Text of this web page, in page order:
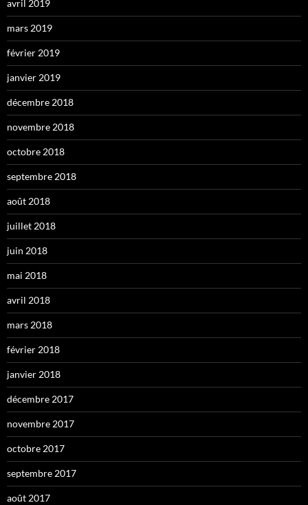
avril 2019
mars 2019
février 2019
janvier 2019
décembre 2018
novembre 2018
octobre 2018
septembre 2018
août 2018
juillet 2018
juin 2018
mai 2018
avril 2018
mars 2018
février 2018
janvier 2018
décembre 2017
novembre 2017
octobre 2017
septembre 2017
août 2017